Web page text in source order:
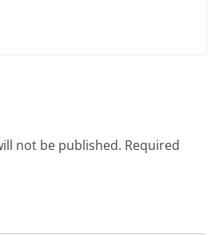
not be published. Required